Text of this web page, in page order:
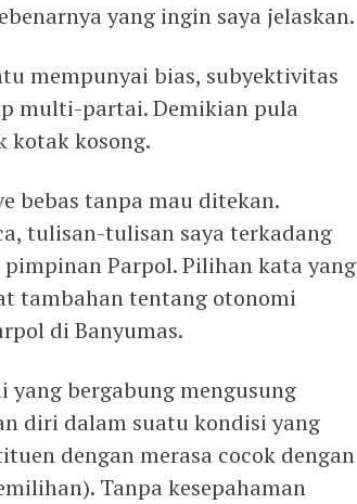
yang ingin saya jelaskan.
mempunyai bias, subyektivitas
multi-partai. Demikian pula
kotak kosong.
bebas tanpa mau ditekan.
tulisan-tulisan saya terkadang
Parpol. Pilihan kata yang
tambahan tentang otonomi
di Banyumas.
yang bergabung mengusung
diri dalam suatu kondisi yang
dengan merasa cocok dengan
Tanpa kesepahaman